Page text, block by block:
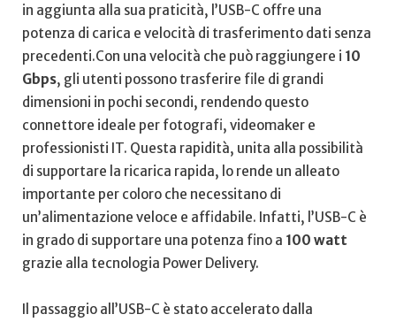
in aggiunta alla sua praticità, l’USB-C ‌offre una
potenza di carica e velocità di trasferimento dati senza
precedenti.Con una ⁤velocità che può raggiungere i 10
Gbps, ​gli utenti possono trasferire file di grandi
dimensioni in pochi‍ secondi, ​rendendo questo
connettore ​ideale per fotografi, videomaker e
professionisti IT. Questa rapidità, unita‌ alla possibilità
di⁢ supportare la ricarica rapida,⁤ lo⁣ rende un alleato⁣
importante per ⁤coloro che necessitano di
un’alimentazione‌ veloce e affidabile. Infatti, l’USB-C è ​
in grado di supportare una potenza fino a 100 watt
grazie alla ‌tecnologia Power Delivery.
Il passaggio all’USB-C è ⁣stato accelerato dalla